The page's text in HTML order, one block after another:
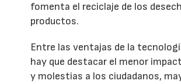
fomenta el reciclaje de los
productos.
Entre las ventajas de la
hay que destacar el menor
y molestias a los ciudadanos,